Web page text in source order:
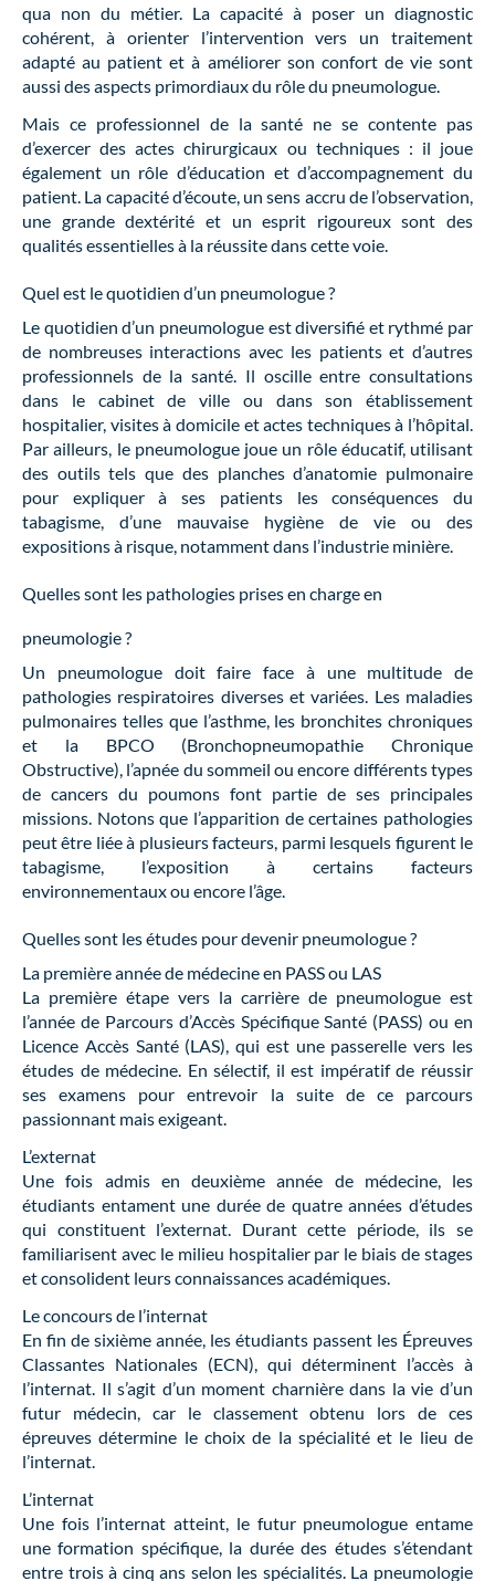
qua non du métier. La capacité à poser un diagnostic
cohérent, à orienter l’intervention vers un traitement
adapté au patient et à améliorer son confort de vie sont
aussi des aspects primordiaux du rôle du pneumologue.
Mais ce professionnel de la santé ne se contente pas
d’exercer des actes chirurgicaux ou techniques : il joue
également un rôle d’éducation et d’accompagnement du
patient. La capacité d’écoute, un sens accru de l’observation,
une grande dextérité et un esprit rigoureux sont des
qualités essentielles à la réussite dans cette voie.
Quel est le quotidien d’un pneumologue ?
Le quotidien d’un pneumologue est diversifié et rythmé par
de nombreuses interactions avec les patients et d’autres
professionnels de la santé. Il oscille entre consultations
dans le cabinet de ville ou dans son établissement
hospitalier, visites à domicile et actes techniques à l’hôpital.
Par ailleurs, le pneumologue joue un rôle éducatif, utilisant
des outils tels que des planches d’anatomie pulmonaire
pour expliquer à ses patients les conséquences du
tabagisme, d’une mauvaise hygiène de vie ou des
expositions à risque, notamment dans l’industrie minière.
Quelles sont les pathologies prises en charge en
pneumologie ?
Un pneumologue doit faire face à une multitude de
pathologies respiratoires diverses et variées. Les maladies
pulmonaires telles que l’asthme, les bronchites chroniques
et la BPCO (Bronchopneumopathie Chronique
Obstructive), l’apnée du sommeil ou encore différents types
de cancers du poumons font partie de ses principales
missions. Notons que l’apparition de certaines pathologies
peut être liée à plusieurs facteurs, parmi lesquels figurent le
tabagisme, l’exposition à certains facteurs
environnementaux ou encore l’âge.
Quelles sont les études pour devenir pneumologue ?
La première année de médecine en PASS ou LAS
La première étape vers la carrière de pneumologue est
l’année de Parcours d’Accès Spécifique Santé (PASS) ou en
Licence Accès Santé (LAS), qui est une passerelle vers les
études de médecine. En sélectif, il est impératif de réussir
ses examens pour entrevoir la suite de ce parcours
passionnant mais exigeant.
L’externat
Une fois admis en deuxième année de médecine, les
étudiants entament une durée de quatre années d’études
qui constituent l’externat. Durant cette période, ils se
familiarisent avec le milieu hospitalier par le biais de stages
et consolident leurs connaissances académiques.
Le concours de l’internat
En fin de sixième année, les étudiants passent les Épreuves
Classantes Nationales (ECN), qui déterminent l’accès à
l’internat. Il s’agit d’un moment charnière dans la vie d’un
futur médecin, car le classement obtenu lors de ces
épreuves détermine le choix de la spécialité et le lieu de
l’internat.
L’internat
Une fois l’internat atteint, le futur pneumologue entame
une formation spécifique, la durée des études s’étendant
entre trois à cinq ans selon les spécialités. La pneumologie